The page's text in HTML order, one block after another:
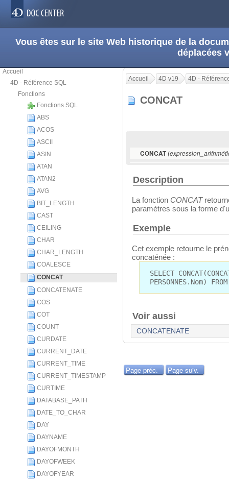
Vous êtes sur le site Web historique de la
déplacées
Accueil
4D - Référence SQL
Fonctions
Fonctions SQL
ABS
ACOS
ASCII
ASIN
ATAN
ATAN2
AVG
BIT_LENGTH
CAST
CEILING
CHAR
CHAR_LENGTH
COALESCE
CONCAT
CONCATENATE
COS
COT
COUNT
CURDATE
CURRENT_DATE
CURRENT_TIME
CURRENT_TIMESTAMP
CURTIME
DATABASE_PATH
DATE_TO_CHAR
DAY
DAYNAME
DAYOFMONTH
DAYOFWEEK
DAYOFYEAR
Accueil 4D v19 4D -
CONCAT
CONCAT (
Description
La fonction CONCAT
paramètres sous la forme
Exemple
Cet exemple retourne le
concaténée :
SELECT
PERSONNES.Nom)
Voir aussi
CONCATENATE
Page préc. Page suiv.